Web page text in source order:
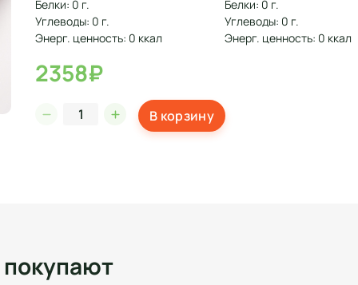
Белки: 0 г.
Углеводы: 0 г.
Энерг. ценность: 0 ккал
Белки: 0 г.
Углеводы: 0 г.
Энерг. ценность: 0 ккал
2358₽
В корзину